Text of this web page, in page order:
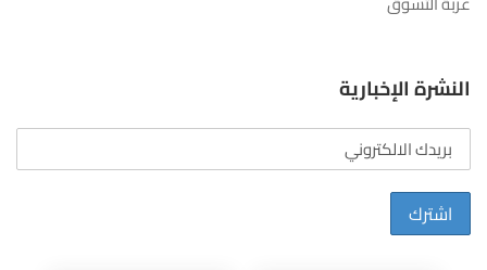
النشرة الإخبارية
اشترك